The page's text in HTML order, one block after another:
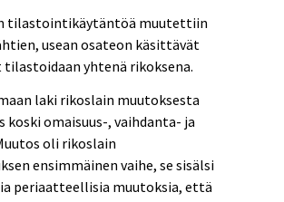
tilastointikäytäntöä muutettiin
usean osateon käsittävät
yhtenä rikoksena.
laki rikoslain muutoksesta
koski omaisuus-, vaihdanta- ja
oli rikoslain
ensimmäinen vaihe, se sisälsi
periaatteellisia muutoksia, että